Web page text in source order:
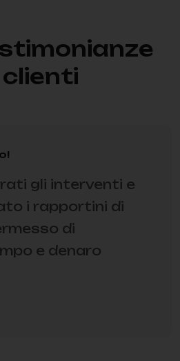
gli interventi e
i rapportini di
di
e denaro